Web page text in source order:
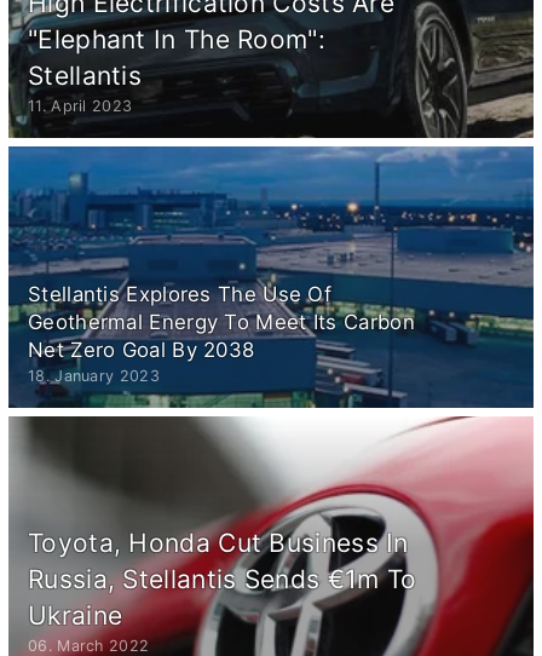
"Elephant In The Room":
Stellantis
11. April 2023
Stellantis Explores The Use Of
Geothermal Energy To Meet Its Carbon
Net Zero Goal By 2038
18. January 2023
Toyota, Honda Cut Business In
Russia, Stellantis Sends €1m To
Ukraine
06. March 2022